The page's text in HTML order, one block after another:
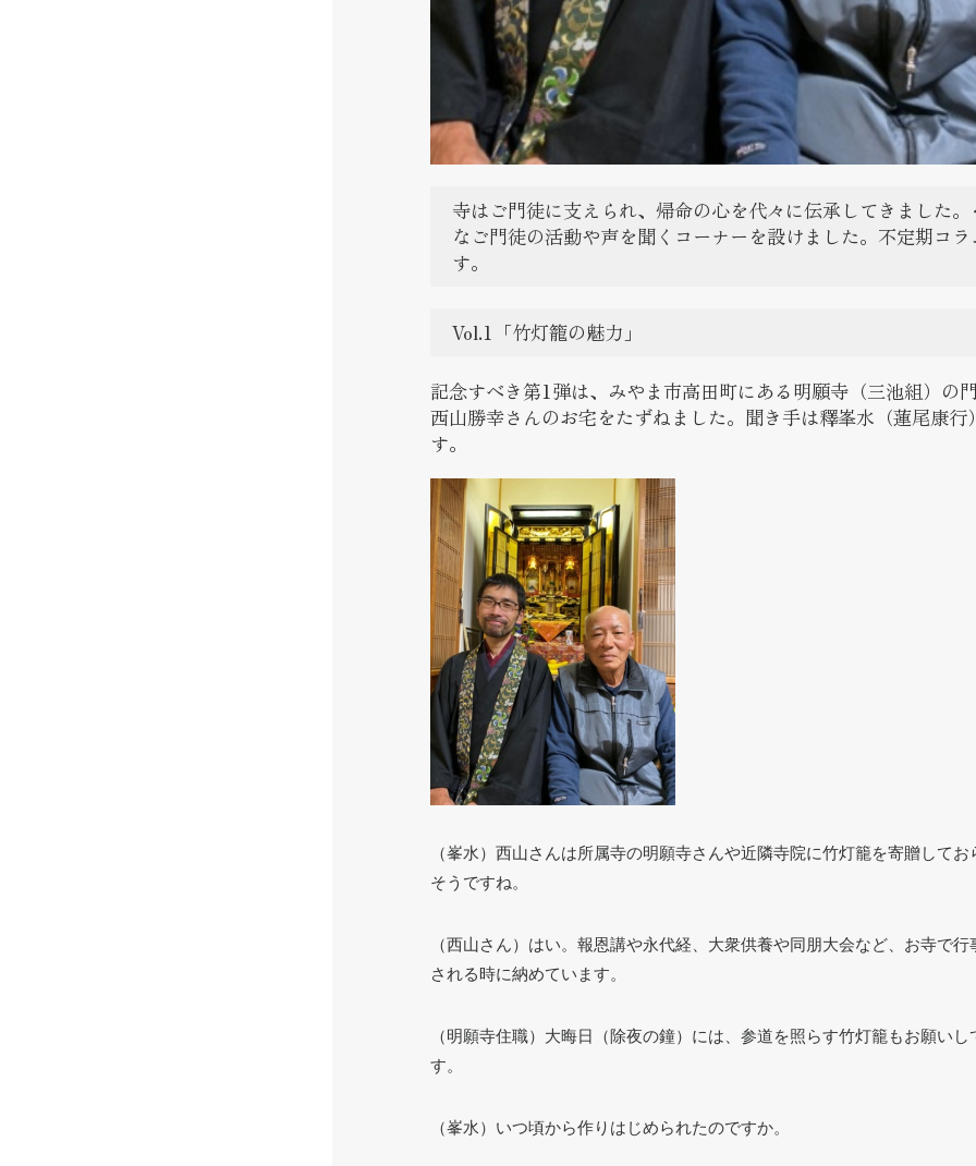
寺はご門徒に支えられ、帰命の心を代々に伝承してきました
なご門徒の活動や声を聞くコーナーを設けました。不定期コ
す。
Vol.1「竹灯籠の魅力」
記念すべき第1弾は、みやま市高田町にある明願寺（三池組）の
西山勝幸さんのお宅をたずねました。聞き手は釋峯水（蓮尾康行
す。
（峯水）西山さんは所属寺の明願寺さんや近隣寺院に竹灯籠を寄贈してお
そうですね。
（西山さん）はい。報恩講や永代経、大衆供養や同朋大会など、お寺で行
される時に納めています。
（明願寺住職）大晦日（除夜の鐘）には、参道を照らす竹灯籠もお願いし
す。
（峯水）いつ頃から作りはじめられたのですか。